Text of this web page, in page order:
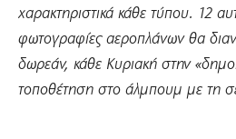
χαρακτηριστικά κάθε τύπου. 12
φωτογραφίες αεροπλάνων θα
δωρεάν, κάθε Κυριακή στην
τοποθέτηση στο άλμπουμ με τη